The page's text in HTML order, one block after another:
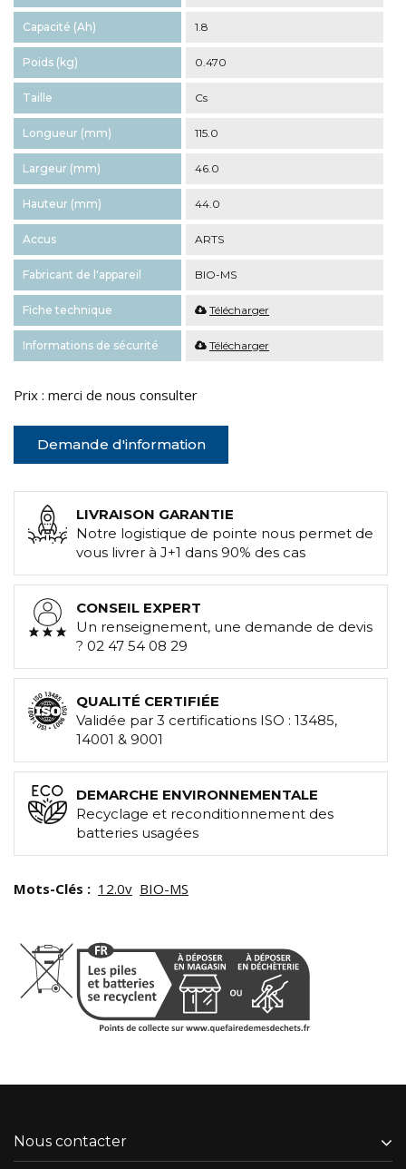
Capacité (Ah) 1.8
Poids (kg) 0.470
Taille Cs
Longueur (mm) 115.0
Largeur (mm) 46.0
Hauteur (mm) 44.0
Accus ARTS
Fabricant de l'appareil BIO-MS
Fiche technique Télécharger
Informations de sécurité Télécharger
Prix : merci de nous consulter
Demande d'information
LIVRAISON GARANTIE
Notre logistique de pointe nous permet de
vous livrer à J+1 dans 90% des cas
CONSEIL EXPERT
Un renseignement, une demande de devis
? 02 47 54 08 29
QUALITÉ CERTIFIÉE
Validée par 3 certifications ISO : 13485,
14001 & 9001
DEMARCHE ENVIRONNEMENTALE
Recyclage et reconditionnement des
batteries usagées
Mots-Clés : 12.0v BIO-MS
Nous contacter